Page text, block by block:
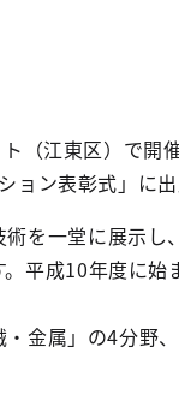
（江東区）で開
ョン表彰式」に出
を一堂に展示し
平成10年度に始
金属」の4分野